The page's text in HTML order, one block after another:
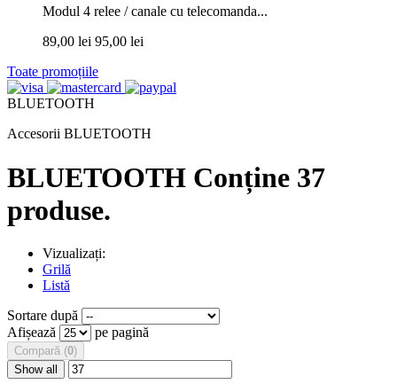
Modul 4 relee / canale cu telecomanda...
89,00 lei 95,00 lei
Toate promoțiile
BLUETOOTH
Accesorii BLUETOOTH
BLUETOOTH Conține 37
produse.
Vizualizați:
Grilă
Listă
Sortare după
Afișează
pe pagină
Compară (0)
Show all